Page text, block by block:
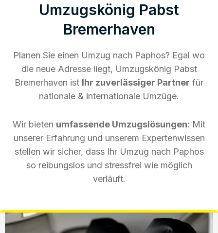
Umzugskönig Pabst
Bremerhaven
Planen Sie einen Umzug nach Paphos? Egal wo
die neue Adresse liegt, Umzugskönig Pabst
Bremerhaven ist Ihr zuverlässiger Partner für
nationale & internationale Umzüge.
Wir bieten umfassende Umzugslösungen: Mit
unserer Erfahrung und unserem Expertenwissen
stellen wir sicher, dass Ihr Umzug nach Paphos
so reibungslos und stressfrei wie möglich
verläuft.